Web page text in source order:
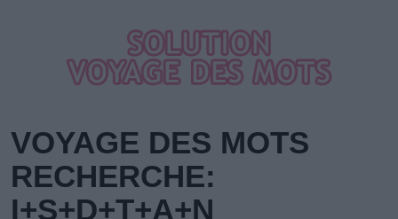
VOYAGE DES MOTS
RECHERCHE:
I+S+D+T+A+N